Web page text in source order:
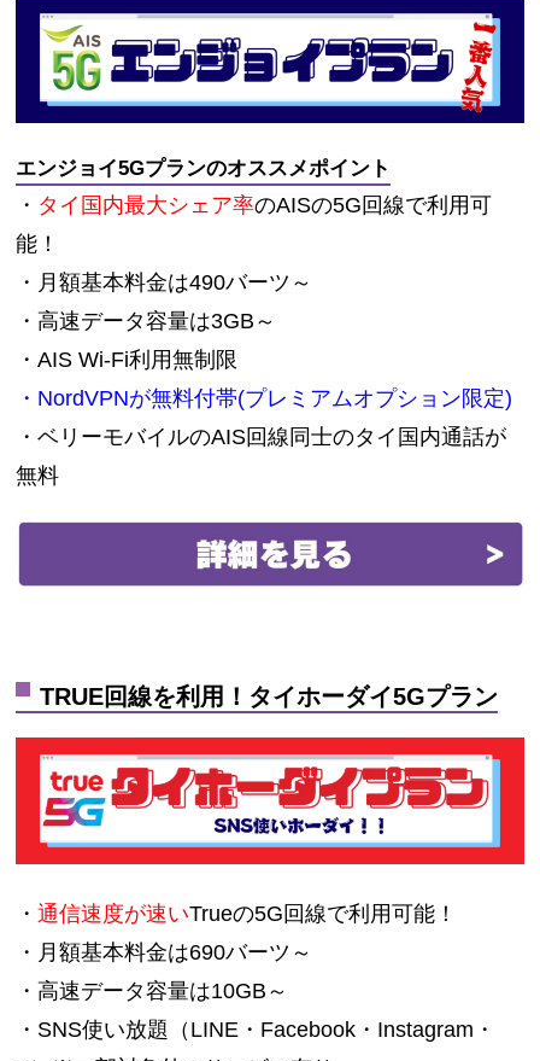
エンジョイ5Gプランのオススメポイント
・ タイ国内最大シェア率のAISの5G回線で利用可
能！
・月額基本料金は490バーツ～
・高速データ容量は3GB～
・AIS Wi-Fi利用無制限
・NordVPNが無料付帯(プレミアムオプション限定)
・ベリーモバイルのAIS回線同士のタイ国内通話が
無料
TRUE回線を利用！タイホーダイ5Gプラン
・通信速度が速いTrueの5G回線で利用可能！
・月額基本料金は690バーツ～
・高速データ容量は10GB～
・SNS使い放題（LINE・Facebook・Instagram・